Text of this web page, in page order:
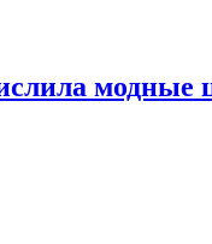
модные